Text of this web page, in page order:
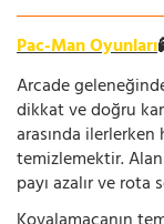
Pac-Man Oyunları
Arcade
dikkat ve doğru
arasında
temizlemektir.
payı azalır ve